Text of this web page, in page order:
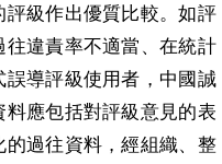
級作出優質比較。如評
違責率不適當、在統計
導評級使用者，中國誠
應包括對評級意見的表
過往資料，經組織、整